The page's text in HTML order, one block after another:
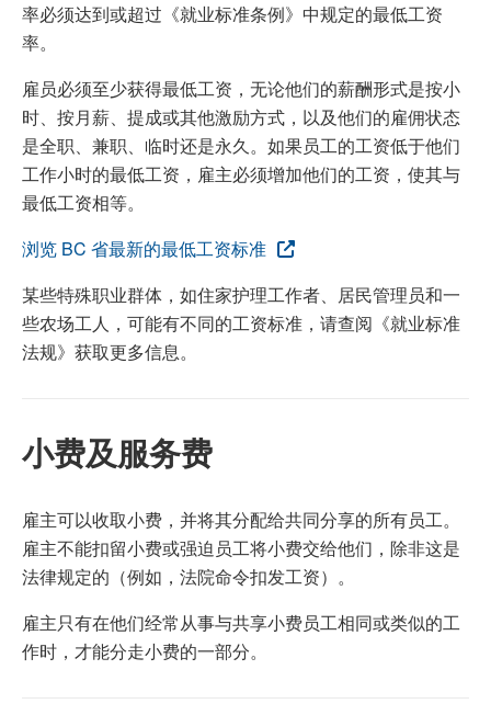
率必须达到或超过《就业标准条例》中规定的最低工资
率。
雇员必须至少获得最低工资，无论他们的薪酬形式是按小
时、按月薪、提成或其他激励方式，以及他们的雇佣状态
是全职、兼职、临时还是永久。如果员工的工资低于他们
工作小时的最低工资，雇主必须增加他们的工资，使其与
最低工资相等。
浏览 BC 省最新的最低工资标准
某些特殊职业群体，如住家护理工作者、居民管理员和一
些农场工人，可能有不同的工资标准，请查阅《就业标准
法规》获取更多信息。
小费及服务费
雇主可以收取小费，并将其分配给共同分享的所有员工。
雇主不能扣留小费或强迫员工将小费交给他们，除非这是
法律规定的（例如，法院命令扣发工资）。
雇主只有在他们经常从事与共享小费员工相同或类似的工
作时，才能分走小费的一部分。